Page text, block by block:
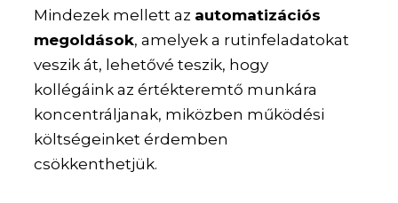
Mindezek mellett az automatizációs
megoldások, amelyek a rutinfeladatokat
veszik át, lehetővé teszik, hogy
kollégáink az értékteremtő munkára
koncentráljanak, miközben működési
költségeinket érdemben
csökkenthetjük.